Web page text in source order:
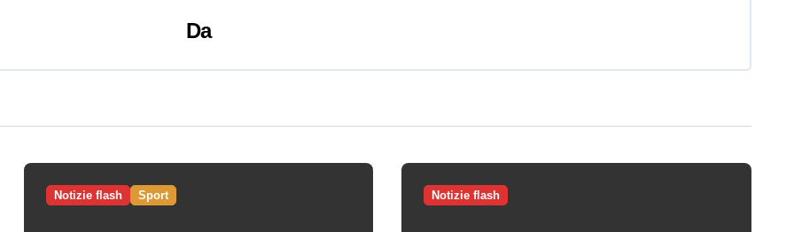
Da
Notizie flash Sport Notizie flash